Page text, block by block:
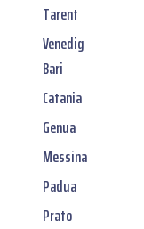
Tarent
Venedig
Bari
Catania
Genua
Messina
Padua
Prato